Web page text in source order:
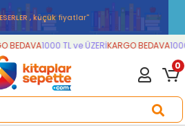
ESERLER , küçük fiyatlar''
BEDAVA1000 TL ve ÜZERİKARGO BEDAVA1000
0